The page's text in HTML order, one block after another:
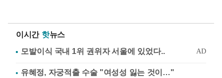
이시간 핫뉴스
유혜정, 자궁적출 수술 "여성성 잃는 것이…"